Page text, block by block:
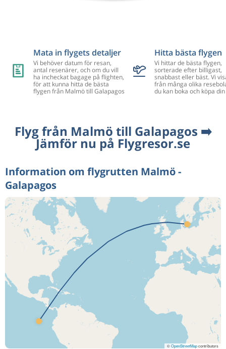
Mata in flygets detaljer
Vi behöver datum för resan,
antal resenärer, och om du vill
ha incheckat bagage på flighten,
för att kunna hitta de bästa
flygen från Malmö till Galapagos
Hitta bästa flygen
Vi hittar de bästa flygen,
sorterade efter billigast,
snabbast eller bäst. Vi
från många olika
du kan boka och köpa
Flyg från Malmö till Galapagos ➡️
Jämför nu på Flygresor.se
Information om flygrutten Malmö -
Galapagos
©OpenStreetMapcontributors